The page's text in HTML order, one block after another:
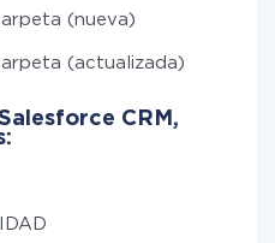
(nueva)
(actualizada)
CRM,